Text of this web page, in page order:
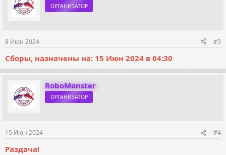
ОРГАНИЗАТОР
8 Июн 2024 #3
Сборы, назначены на: 15 Июн 2024 в 04:30
RoboMonster
ОРГАНИЗАТОР
15 Июн 2024 #4
Раздача!